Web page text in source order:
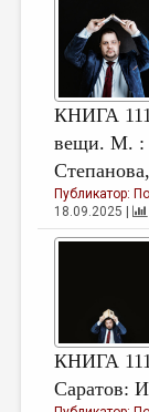
КНИГА
вещи. М. :
Публикатор:
18.09.2025 |
КНИГА
Саратов: